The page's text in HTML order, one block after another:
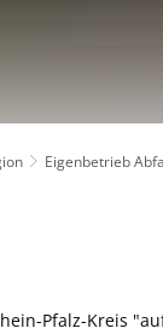
Eigenbetrieb
Pfalz-Kreis